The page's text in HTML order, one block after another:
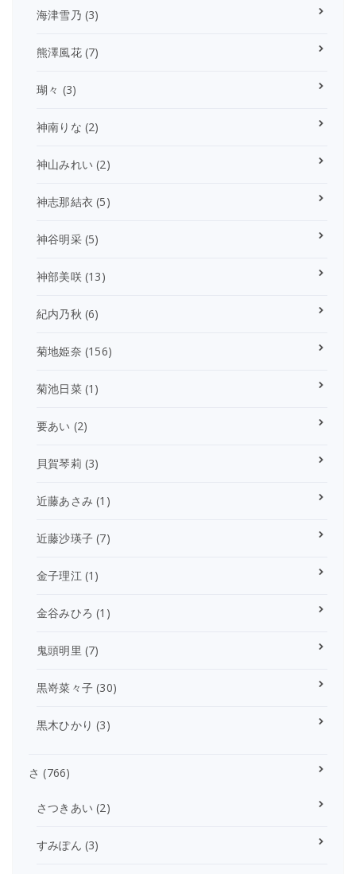
海津雪乃 (3)
熊澤風花(7)
瑚々 (3)
神南りな (2)
神山みれい (2)
神志那結衣 (5)
神谷明采(5)
神部美咲(13)
紀内乃秋 (6)
菊地姫奈 (156)
菊池日菜(1)
要あい (2)
貝賀琴莉 (3)
近藤あさみ (1)
近藤沙瑛子 (7)
金子理江(1)
金谷みひろ (1)
鬼頭明里 (7)
黒嵜菜々子 (30)
黒木ひかり (3)
さ (766)
さつきあい (2)
すみぽん (3)